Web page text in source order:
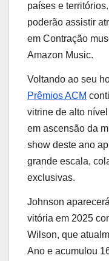
países e
poderão assistir
em Contração
Amazon Music.
Voltando ao seu
Prêmios ACM
vitrine de alto
em ascensão da
show deste ano
grande escala,
exclusivas.
Johnson
vitória em 2025
Wilson, que
Ano e acumulou